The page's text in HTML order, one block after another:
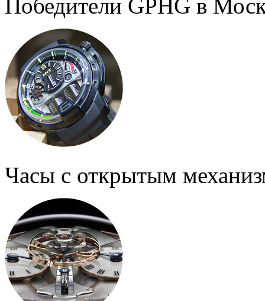
Победители GPHG в
Часы с открытым